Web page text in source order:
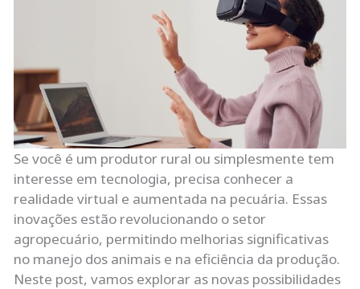
Se você é um produtor rural ou simplesmente tem
interesse em tecnologia, precisa conhecer a
realidade virtual e aumentada na pecuária. Essas
inovações estão revolucionando o setor
agropecuário, permitindo melhorias significativas
no manejo dos animais e na eficiência da produção.
Neste post, vamos explorar as novas possibilidades